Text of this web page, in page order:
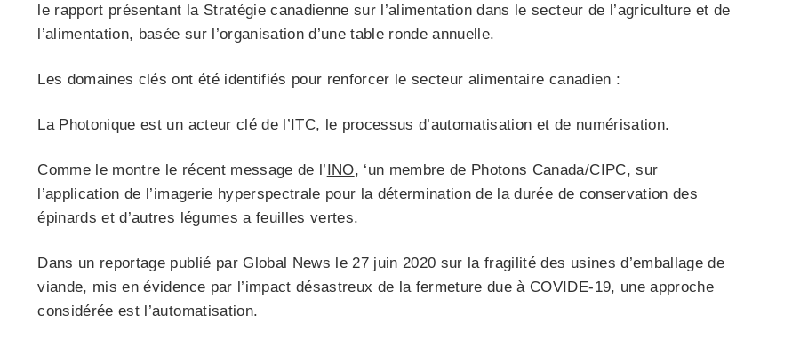
le rapport présentant la Stratégie canadienne sur l’alimentation dans le secteur de l’agriculture et de
l’alimentation, basée sur l’organisation d’une table ronde annuelle.
Les domaines clés ont été identifiés pour renforcer le secteur alimentaire canadien :
La Photonique est un acteur clé de l’ITC, le processus d’automatisation et de numérisation.
Comme le montre le récent message de l’INO, ‘un membre de Photons Canada/CIPC, sur
l’application de l’imagerie hyperspectrale pour la détermination de la durée de conservation des
épinards et d’autres légumes a feuilles vertes.
Dans un reportage publié par Global News le 27 juin 2020 sur la fragilité des usines d’emballage de
viande, mis en évidence par l’impact désastreux de la fermeture due à COVIDE-19, une approche
considérée est l’automatisation.